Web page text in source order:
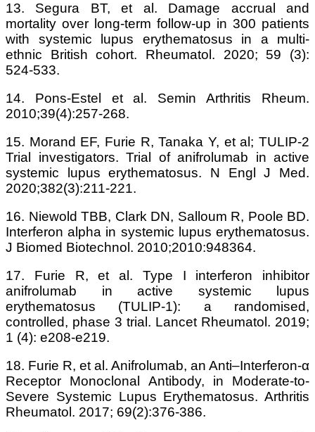
13. Segura BT, et al. Damage accrual and
mortality over long-term follow-up in 300 patients
with systemic lupus erythematosus in a multi-
ethnic British cohort. Rheumatol. 2020; 59 (3):
524-533.
14. Pons-Estel et al. Semin Arthritis Rheum.
2010;39(4):257-268.
15. Morand EF, Furie R, Tanaka Y, et al; TULIP-2
Trial investigators. Trial of anifrolumab in active
systemic lupus erythematosus. N Engl J Med.
2020;382(3):211-221.
16. Niewold TBB, Clark DN, Salloum R, Poole BD.
Interferon alpha in systemic lupus erythematosus.
J Biomed Biotechnol. 2010;2010:948364.
17. Furie R, et al. Type I interferon inhibitor
anifrolumab in active systemic lupus
erythematosus (TULIP-1): a randomised,
controlled, phase 3 trial. Lancet Rheumatol. 2019;
1 (4): e208-e219.
18. Furie R, et al. Anifrolumab, an Anti–Interferon‐α
Receptor Monoclonal Antibody, in Moderate‐to‐
Severe Systemic Lupus Erythematosus. Arthritis
Rheumatol. 2017; 69(2):376-386.